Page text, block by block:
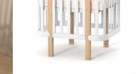
Параметри
вибрати
сторінці